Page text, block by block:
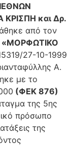
και Δρ.
από τον
«ΜΟΡΦΩΤΙΚΟ
27-10-1999
Α.
με το
(ΦΕΚ 876)
της 5ης
πρόσωπο
της